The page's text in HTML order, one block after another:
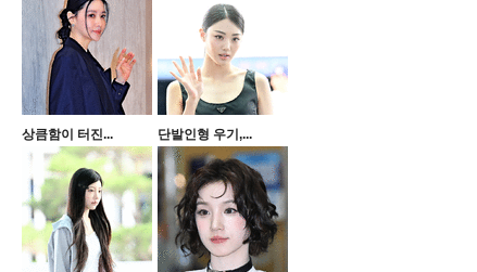
상큼함이 터진... 단발인형 우기,...